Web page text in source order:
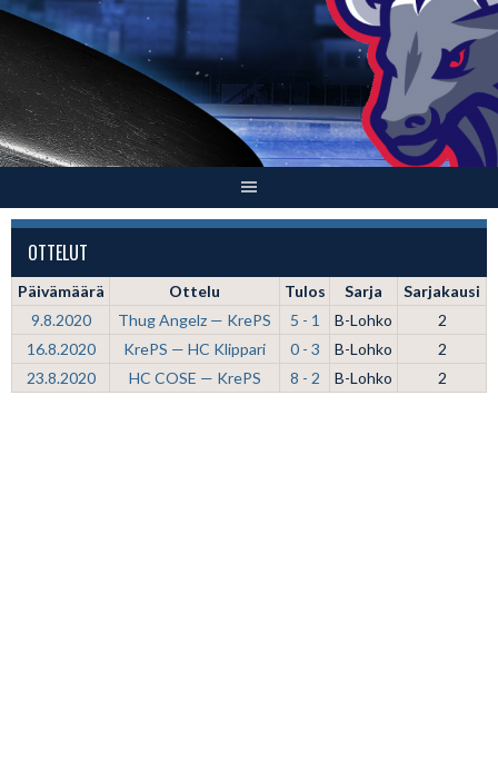
Skip
content
OTTELUT
Päivämäärä Ottelu Tulos Sarja
Sarjakausi
9.8.2020
Thug Angelz — KrePS 5 - 1 B-Lohko
2
16.8.2020
KrePS — HC Klippari 0 - 3 B-Lohko
2
23.8.2020
HC COSE — KrePS 8 - 2 B-Lohko 2